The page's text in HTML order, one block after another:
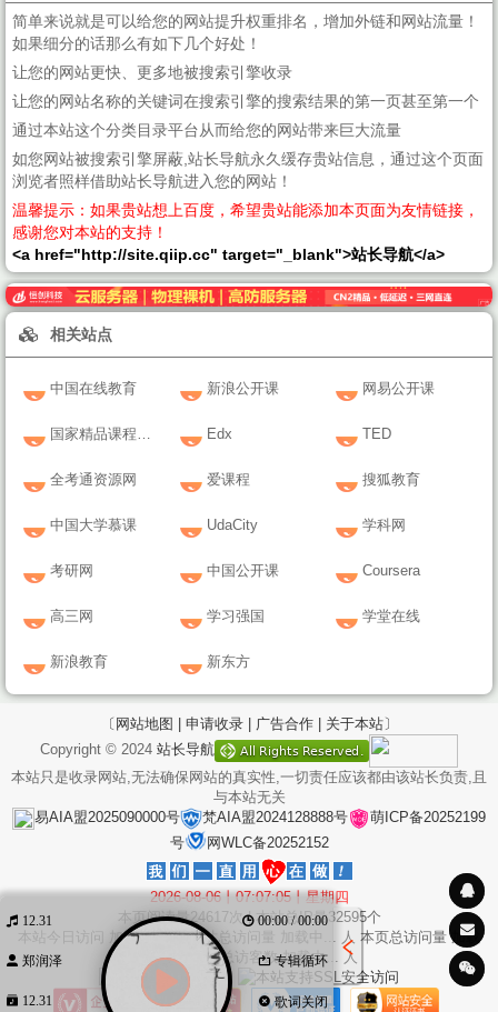
简单来说就是可以给您的网站提升权重排名，增加外链和网站流量！
如果细分的话那么有如下几个好处！
让您的网站更快、更多地被搜索引擎收录
让您的网站名称的关键词在搜索引擎的搜索结果的第一页甚至第一个
通过本站这个分类目录平台从而给您的网站带来巨大流量
如您网站被搜索引擎屏蔽,站长导航永久缓存贵站信息，通过这个页面
浏览者照样借助站长导航进入您的网站！
温馨提示：如果贵站想上百度，希望贵站能添加本页面为友情链接，
感谢您对本站的支持！
<a href="http://site.qiip.cc" target="_blank">站长导航</a>
相关站点
中国在线教育 新浪公开课 网易公开课
国家精品课程资源网 Edx TED
全考通资源网 爱课程 搜狐教育
中国大学慕课 UdaCity 学科网
考研网 中国公开课 Coursera
高三网 学习强国 学堂在线
新浪教育 新东方
〔网站地图 | 申请收录 | 广告合作 | 关于本站〕
Copyright © 2024 站长导航
本站只是收录网站,无法确保网站的真实性,一切责任应该都由该站长负责,且
与本站无关
易AIA盟2025090000号
梵AIA盟2024128888号
萌ICP备20252199
号
网WLC备20252152
2026-08-06丨07:07:05丨星期四
本页阅读量24617次 | 本站总IP量32595个
本站今日访问
加载中...次 本站总访问量 加载中... 人 本页总访问量加载
中...次 本站总访客数加载中... 人
12.31 00:00 / 00:00
郑润泽 专辑循环
12.31 歌词关闭